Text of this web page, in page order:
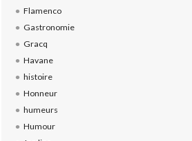
Flamenco
Gastronomie
Gracq
Havane
histoire
Honneur
humeurs
Humour